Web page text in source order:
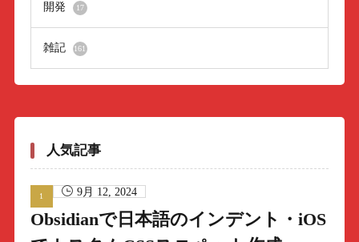
開発 17
雑記 161
人気記事
9月 12, 2024
Obsidianで日本語のインデント・iOS